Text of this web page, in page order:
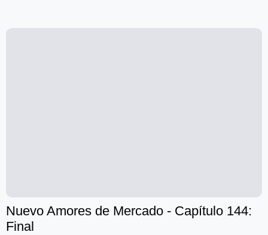
Nuevo Amores de Mercado - Capítulo 144:
Final